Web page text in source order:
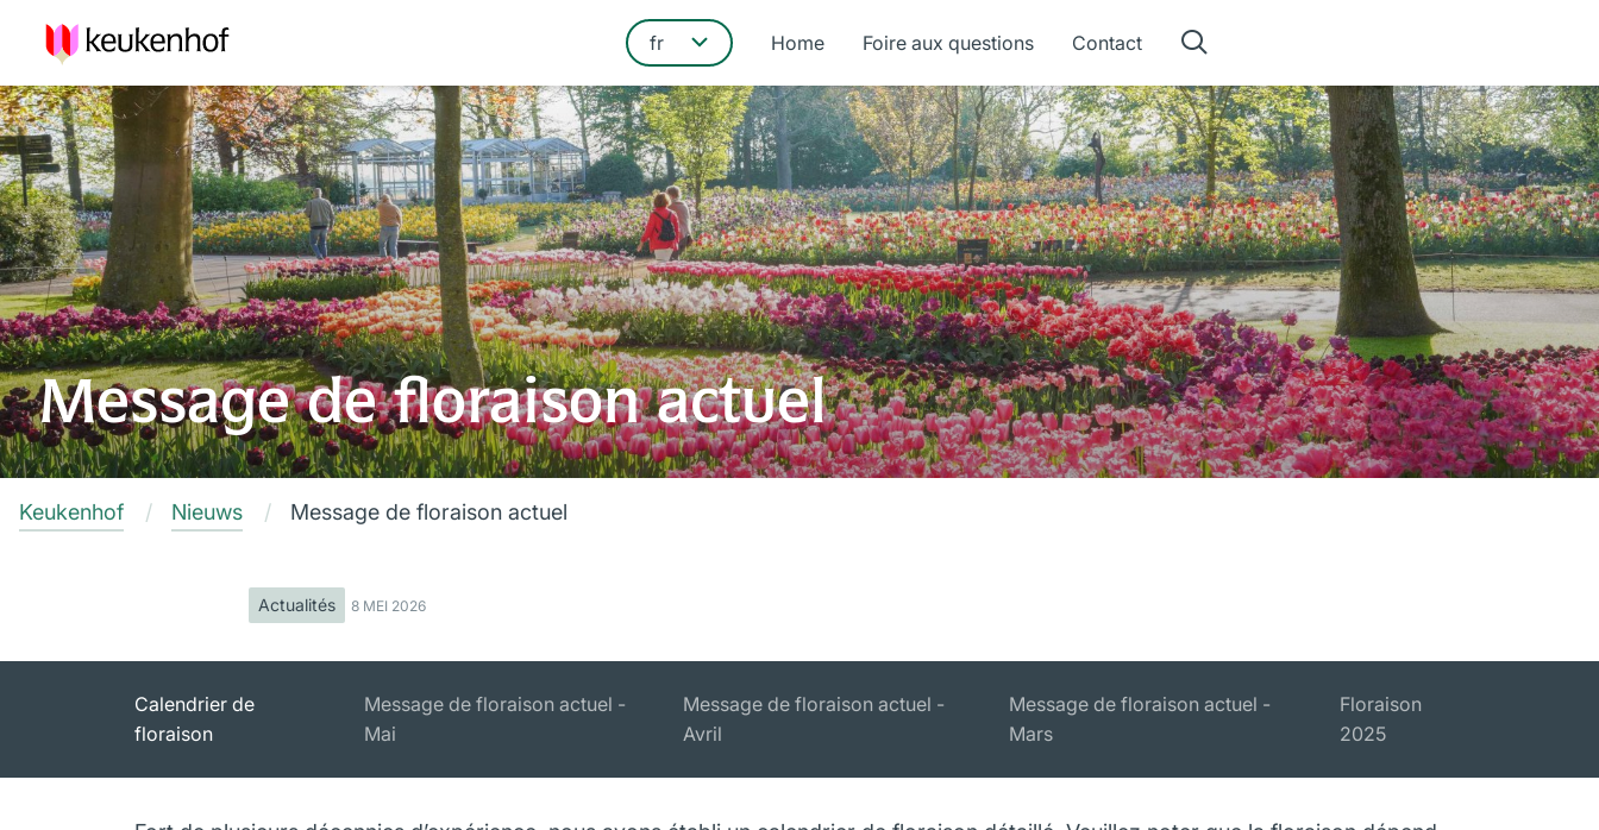
Home Foire aux questions Contact
Message de floraison actuel
Keukenhof Nieuws Message de floraison actuel
Actualités 8 MEI 2026
Calendrier de
floraison
Message de floraison actuel -
Mai
Message de floraison actuel -
Avril
Message de floraison actuel -
Mars
Floraison
2025